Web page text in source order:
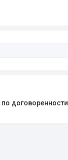
по договоренности